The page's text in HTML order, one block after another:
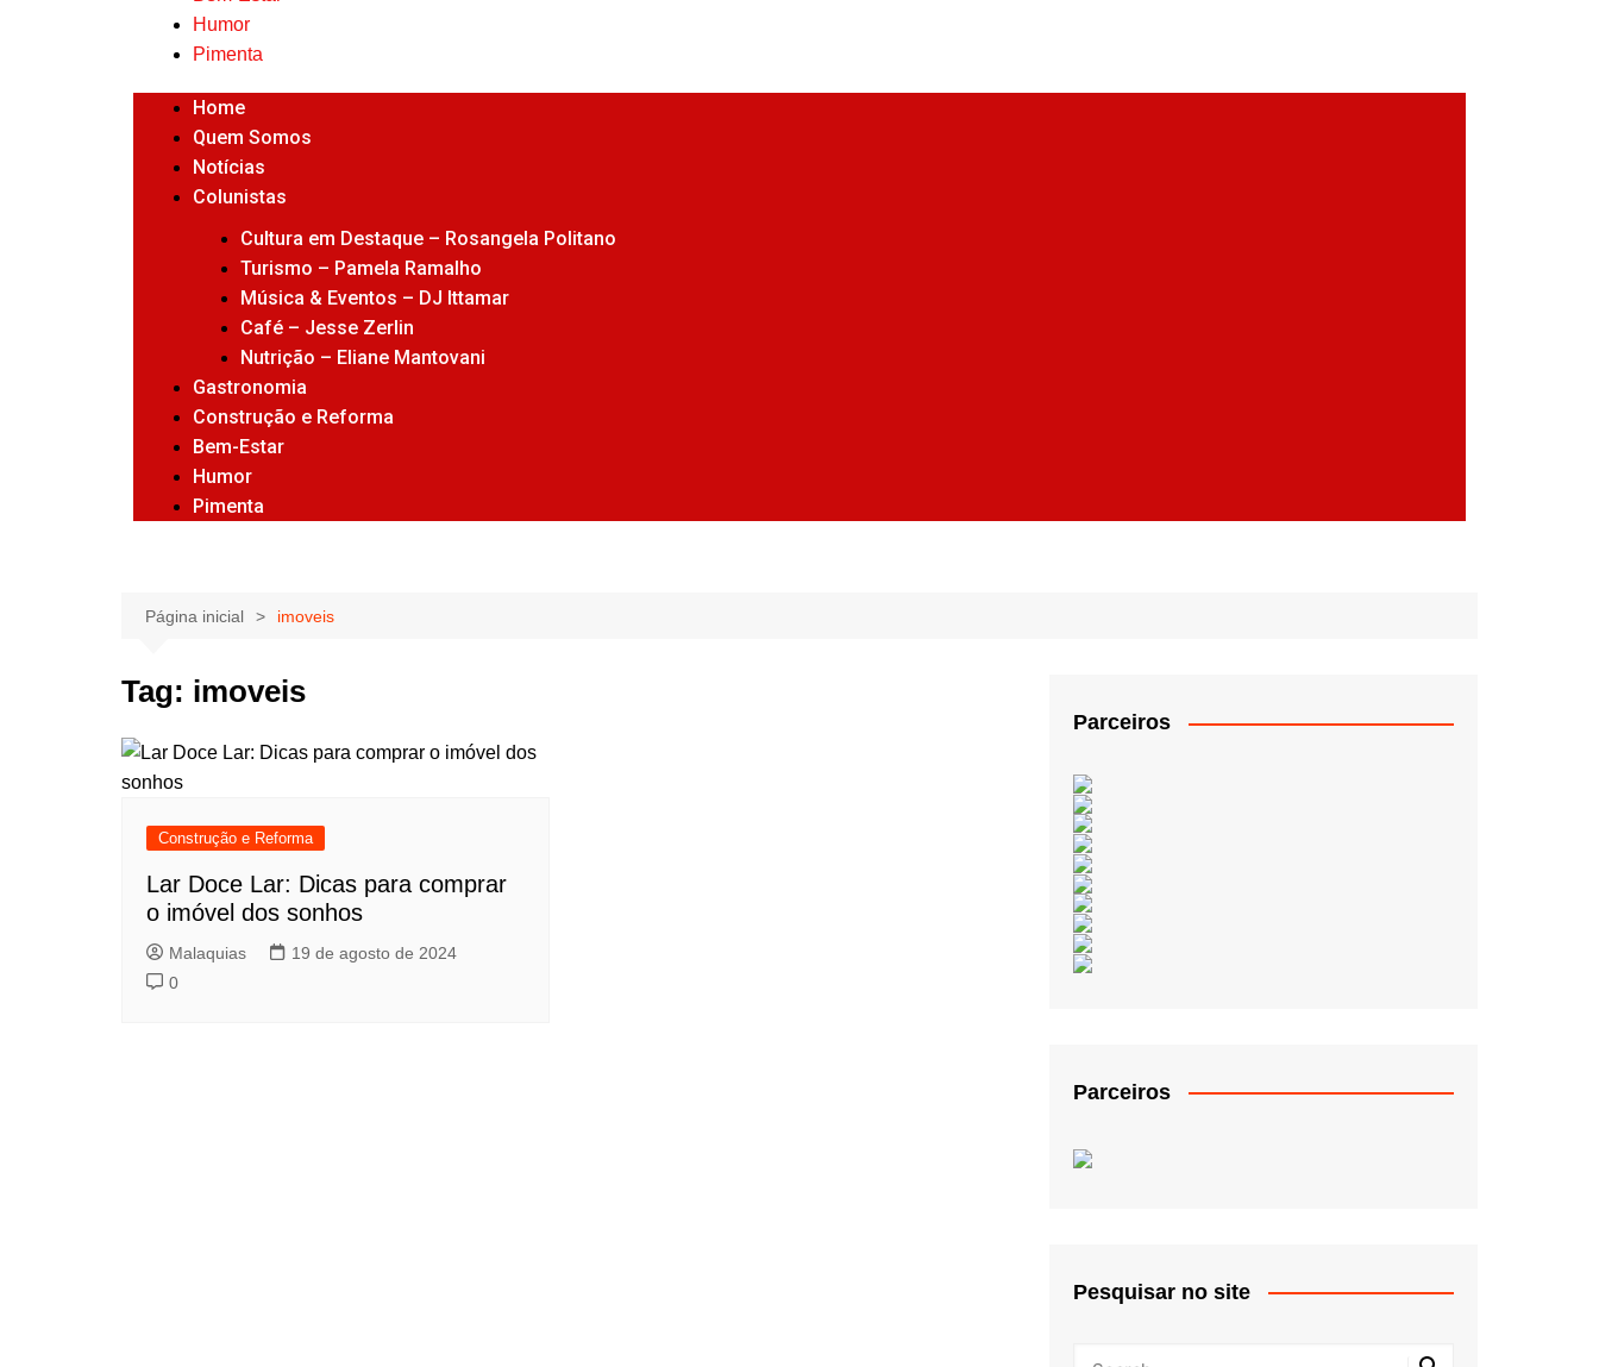
Humor
Pimenta
Home
Quem Somos
Notícias
Colunistas
Cultura em Destaque – Rosangela Politano
Turismo – Pamela Ramalho
Música & Eventos – DJ Ittamar
Café – Jesse Zerlin
Nutrição – Eliane Mantovani
Gastronomia
Construção e Reforma
Bem-Estar
Humor
Pimenta
Página inicial imoveis
Tag: imoveis
Construção e Reforma
Lar Doce Lar: Dicas para comprar
o imóvel dos sonhos
Malaquias
19 de agosto de 2024
0
Parceiros
Parceiros
Pesquisar no site